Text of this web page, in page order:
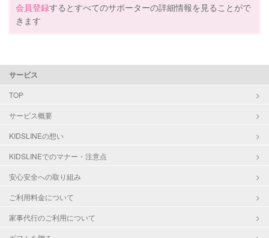
会員登録するとすべてのサポーターの詳細情報を見ることがで
きます
サービス
TOP
サービス概要
KIDSLINEの想い
KIDSLINEでのマナー・注意点
安心安全への取り組み
ご利用料金について
家事代行のご利用について